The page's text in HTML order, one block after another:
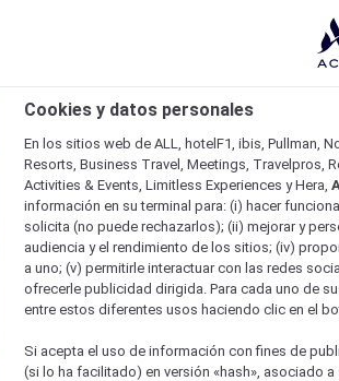
Cookies y datos personales
En los sitios web de ALL, hotelF1, ibis, Pullman,
Resorts, Business Travel, Meetings, Travelpros,
Activities & Events, Limitless Experiences y Hera,
información en su terminal para: (i) hacer
solicita (no puede rechazarlos); (ii) mejorar y
audiencia y el rendimiento de los sitios; (iv)
a uno; (v) permitirle interactuar con las redes
ofrecerle publicidad dirigida. Para cada uno de
entre estos diferentes usos haciendo clic en el
Si acepta el uso de información con fines de
(si lo ha facilitado) en versión «hash», asociado